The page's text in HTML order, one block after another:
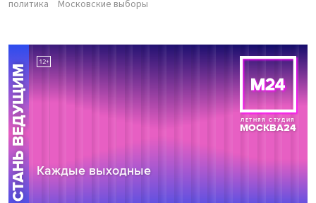
политика Московские выборы